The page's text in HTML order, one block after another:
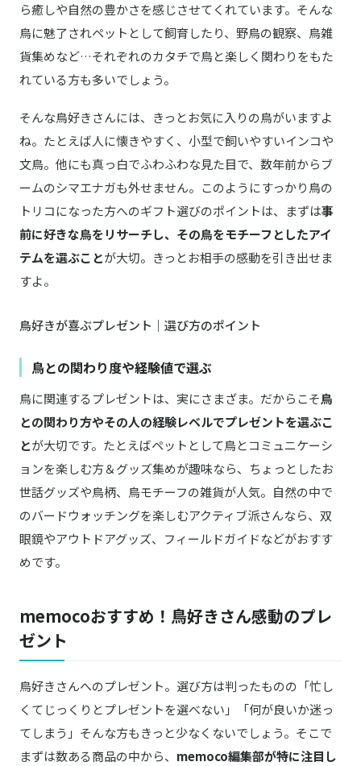
ら癒しや自然の豊かさを感じさせてくれています。そんな
鳥に魅了されペットとして飼育したり、野鳥の観察、鳥雑
貨集めなど…それぞれのカタチで鳥と楽しく関わりをもた
れている方も多いでしょう。
そんな鳥好きさんには、きっとお気に入りの鳥がいますよ
ね。たとえば人に懐きやすく、小型で飼いやすいインコや
文鳥。他にも真っ白でふわふわな見た目で、数年前からブ
ームのシマエナガも外せません。このようにすっかり鳥の
トリコになった方へのギフト選びのポイントは、まずは事
前に好きな鳥をリサーチし、その鳥をモチーフとしたアイ
テムを選ぶことが大切。きっとお相手の感動を引き出せま
すよ。
鳥好きが喜ぶプレゼント｜選び方のポイント
鳥との関わり度や経験値で選ぶ
鳥に関連するプレゼントは、実にさまざま。だからこそ鳥
との関わり方やその人の経験レベルでプレゼントを選ぶこ
とが大切です。たとえばペットとして鳥とコミュニケーシ
ョンを楽しむ方＆グッズ集めが趣味なら、ちょっとしたお
世話グッズや鳥柄、鳥モチーフの雑貨が人気。自然の中で
のバードウォッチングを楽しむアクティブ派さんなら、双
眼鏡やアウトドアグッズ、フィールドガイドなどがおすす
めです。
memocoおすすめ！鳥好きさん感動のプレ
ゼント
鳥好きさんへのプレゼント。選び方は判ったものの「忙し
くてじっくりとプレゼントを選べない」「何が良いか迷っ
てしまう」そんな方もきっと少なくないでしょう。そこで
まずは数ある商品の中から、 memoco編集部が特に注目し